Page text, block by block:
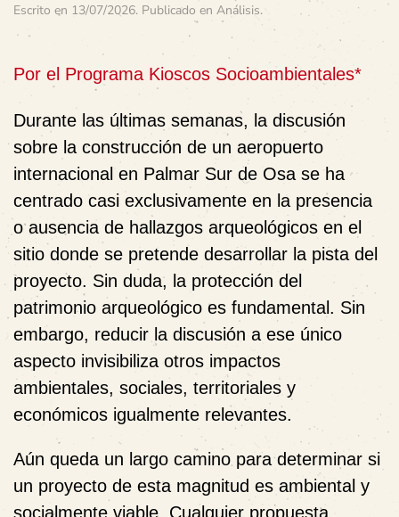
Escrito en 13/07/2026. Publicado en Análisis.
Por el Programa Kioscos Socioambientales*
Durante las últimas semanas, la discusión
sobre la construcción de un aeropuerto
internacional en Palmar Sur de Osa se ha
centrado casi exclusivamente en la presencia
o ausencia de hallazgos arqueológicos en el
sitio donde se pretende desarrollar la pista del
proyecto. Sin duda, la protección del
patrimonio arqueológico es fundamental. Sin
embargo, reducir la discusión a ese único
aspecto invisibiliza otros impactos
ambientales, sociales, territoriales y
económicos igualmente relevantes.
Aún queda un largo camino para determinar si
un proyecto de esta magnitud es ambiental y
socialmente viable. Cualquier propuesta